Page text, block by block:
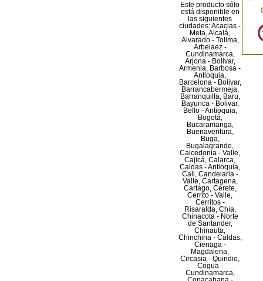
Este producto sólo
está disponible en
las siguientes
ciudades: Acacias -
Meta, Alcalá,
Alvarado - Tolima,
Arbelaez -
Cundinamarca,
Arjona - Bolivar,
Armenia, Barbosa -
Antioquia,
Barcelona - Bolivar,
Barrancabermeja,
Barranquilla, Baru,
Bayunca - Bolivar,
Bello - Antioquia,
Bogotá,
Bucaramanga,
Buenaventura,
Buga,
Bugalagrande,
Caicedonia - Valle,
Cajicá, Calarca,
Caldas - Antioquia,
Cali, Candelaria -
Valle, Cartagena,
Cartago, Cerete,
Cerrito - Valle,
Cerritos -
Risaralda, Chía,
Chinacota - Norte
de Santander,
Chinauta,
Chinchina - Caldas,
Cienaga -
Magdalena,
Circasia - Quindio,
Cogua -
Cundinamarca,